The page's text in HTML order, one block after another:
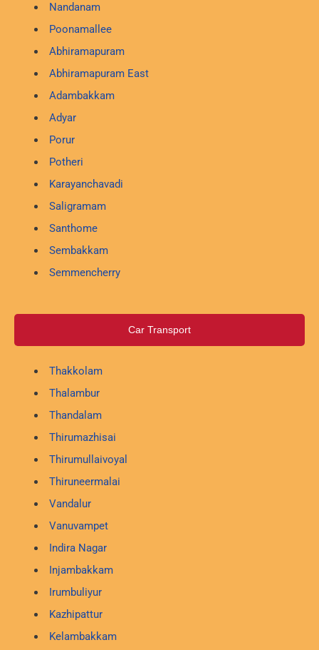
Nandanam
Poonamallee
Abhiramapuram
Abhiramapuram East
Adambakkam
Adyar
Porur
Potheri
Karayanchavadi
Saligramam
Santhome
Sembakkam
Semmencherry
Car Transport
Thakkolam
Thalambur
Thandalam
Thirumazhisai
Thirumullaivoyal
Thiruneermalai
Vandalur
Vanuvampet
Indira Nagar
Injambakkam
Irumbuliyur
Kazhipattur
Kelambakkam